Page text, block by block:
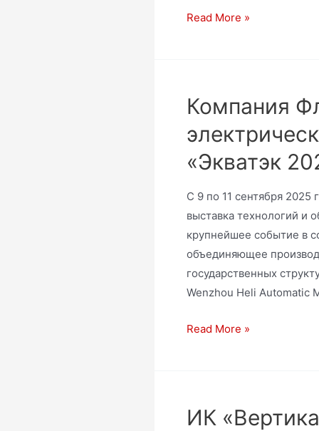
Read More »
Компания
«Экватэк
С 9 по 11 сентября
выставка технологий и
крупнейшее событие в
объединяющее
государственных
Wenzhou Heli Automatic
Read More »
ИК